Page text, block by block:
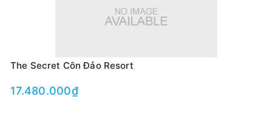
The Secret Côn Đảo Resort
17.480.000₫